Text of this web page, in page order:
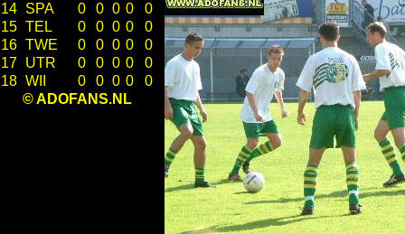
14 SPA 0 0 0 0
0
15 TEL 0 0 0 0
0
16 TWE 0 0 0 0
0
17 UTR 0 0 0 0
0
18 WII 0 0 0 0
0
© ADOFANS.NL